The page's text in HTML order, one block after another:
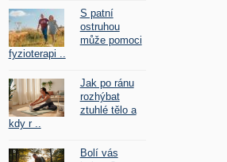
S patní
ostruhou
může pomoci
fyzioterapi ..
Jak po ránu
rozhýbat
ztuhlé tělo a
kdy r ..
Bolí vás